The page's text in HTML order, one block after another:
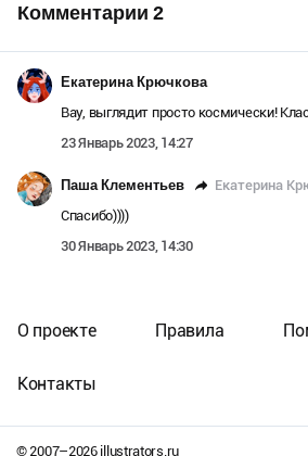
Комментарии 2
Екатерина Крючкова
Вау, выглядит просто космически!
23 Январь 2023, 14:27
Паша Клементьев Екатерина
Спасибо))))
30 Январь 2023, 14:30
© 2007–2026illustrators.ru
О проекте Правила
Контакты